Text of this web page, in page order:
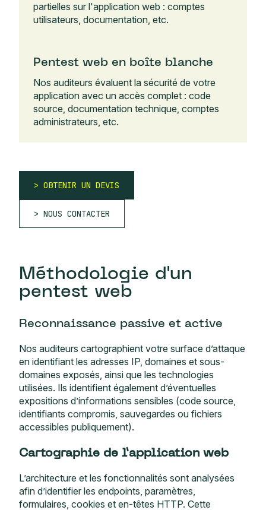
partielles sur l'application web : comptes
utilisateurs, documentation, etc.
Pentest web en boîte blanche
Nos auditeurs évaluent la sécurité de votre
application avec un accès complet : code
source, documentation technique, comptes
administrateurs, etc.
OBTENIR UN DEVIS
NOUS CONTACTER
Méthodologie d'un
pentest web
Reconnaissance passive et active
Nos auditeurs cartographient votre surface d’attaque
en identifiant les adresses IP, domaines et sous-
domaines exposés, ainsi que les technologies
utilisées. Ils identifient également d’éventuelles
expositions d’informations sensibles (code source,
identifiants compromis, sauvegardes ou fichiers
accessibles publiquement).
Cartographie de l’application web
L’architecture et les fonctionnalités sont analysées
afin d’identifier les endpoints, paramètres,
formulaires, cookies et en-têtes HTTP. Cette